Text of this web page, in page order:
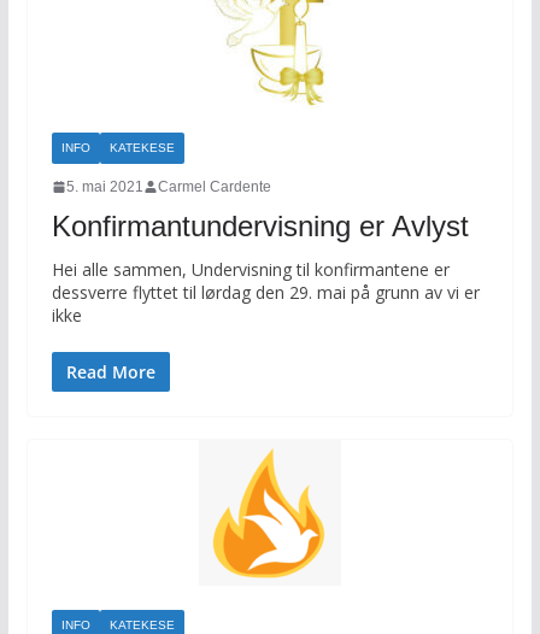
INFO KATEKESE
5. mai 2021 Carmel Cardente
Konfirmantundervisning er Avlyst
Hei alle sammen, Undervisning til konfirmantene er
dessverre flyttet til lørdag den 29. mai på grunn av vi er
ikke
Read More
INFO KATEKESE